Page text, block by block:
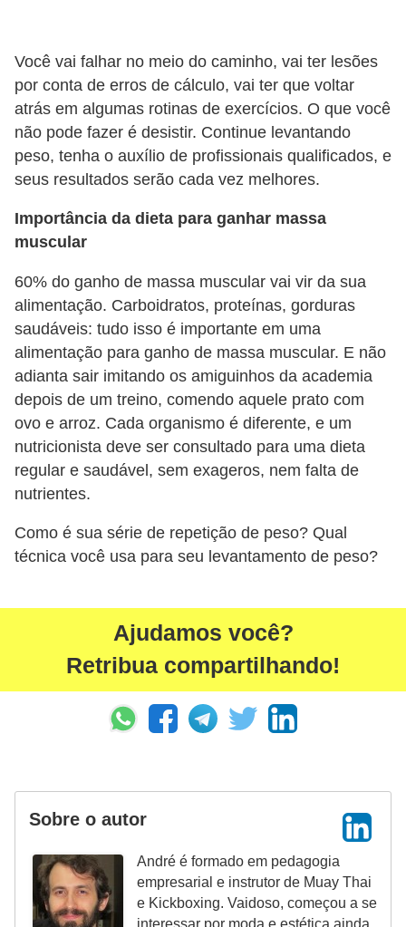
Você vai falhar no meio do caminho, vai ter lesões
por conta de erros de cálculo, vai ter que voltar
atrás em algumas rotinas de exercícios. O que você
não pode fazer é desistir. Continue levantando
peso, tenha o auxílio de profissionais qualificados, e
seus resultados serão cada vez melhores.
Importância da dieta para ganhar massa
muscular
60% do ganho de massa muscular vai vir da sua
alimentação. Carboidratos, proteínas, gorduras
saudáveis: tudo isso é importante em uma
alimentação para ganho de massa muscular. E não
adianta sair imitando os amiguinhos da academia
depois de um treino, comendo aquele prato com
ovo e arroz. Cada organismo é diferente, e um
nutricionista deve ser consultado para uma dieta
regular e saudável, sem exageros, nem falta de
nutrientes.
Como é sua série de repetição de peso? Qual
técnica você usa para seu levantamento de peso?
Ajudamos você?
Retribua compartilhando!
Sobre o autor
André é formado em pedagogia
empresarial e instrutor de Muay Thai
e Kickboxing. Vaidoso, começou a se
interessar por moda e estética ainda